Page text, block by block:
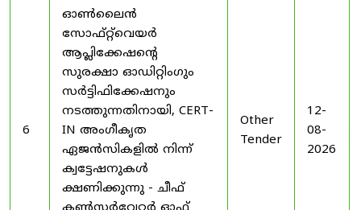
6
ഓൺലൈൻ
സോഫ്റ്റ്‌വെയർ
ആപ്ലിക്കേഷന്റെ
സുരക്ഷാ ഓഡിറ്റിംഗും
സർട്ടിഫിക്കേഷനും
നടത്തുന്നതിനായി, CERT-
IN അംഗീകൃത
ഏജൻസികളിൽ നിന്ന്
ക്വട്ടേഷനുകൾ
ക്ഷണിക്കുന്നു - ചീഫ്
Other
Tender
12-
08-
2026